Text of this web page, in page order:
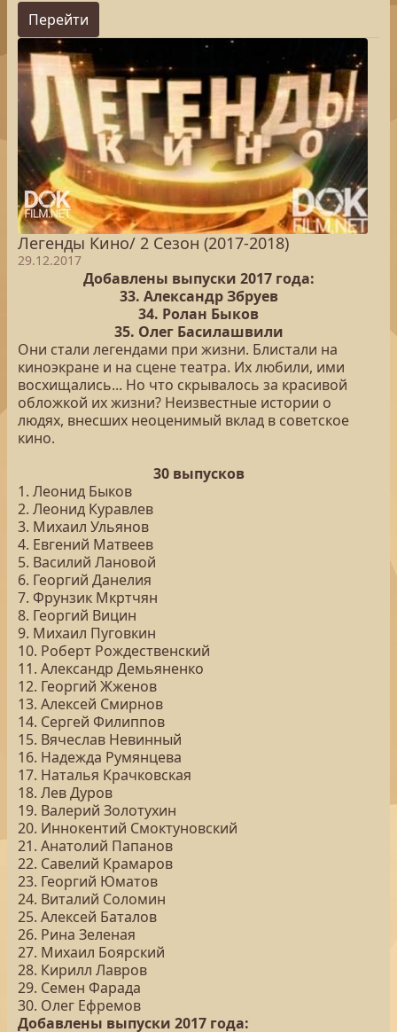
Перейти
Легенды Кино/ 2 Сезон (2017-2018)
29.12.2017
Добавлены выпуски 2017 года:
33. Александр Збруев
34. Ролан Быков
35. Олег Басилашвили
Они стали легендами при жизни. Блистали на
киноэкране и на сцене театра. Их любили, ими
восхищались... Но что скрывалось за красивой
обложкой их жизни? Неизвестные истории о
людях, внесших неоценимый вклад в советское
кино.
30 выпусков
1. Леонид Быков
2. Леонид Куравлев
3. Михаил Ульянов
4. Евгений Матвеев
5. Василий Лановой
6. Георгий Данелия
7. Фрунзик Мкртчян
8. Георгий Вицин
9. Михаил Пуговкин
10. Роберт Рождественский
11. Александр Демьяненко
12. Георгий Жженов
13. Алексей Смирнов
14. Сергей Филиппов
15. Вячеслав Невинный
16. Надежда Румянцева
17. Наталья Крачковская
18. Лев Дуров
19. Валерий Золотухин
20. Иннокентий Смоктуновский
21. Анатолий Папанов
22. Савелий Крамаров
23. Георгий Юматов
24. Виталий Соломин
25. Алексей Баталов
26. Рина Зеленая
27. Михаил Боярский
28. Кирилл Лавров
29. Семен Фарада
30. Олег Ефремов
Добавлены выпуски 2017 года: